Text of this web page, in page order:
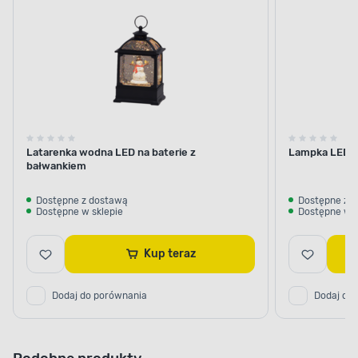
Latarenka wodna LED na baterie z
bałwankiem
Dostępne z dostawą
Dostępne w sklepie
Kup teraz
Dodaj do porównania
Lampka LED
Dostępne z
Dostępne w
Dodaj do